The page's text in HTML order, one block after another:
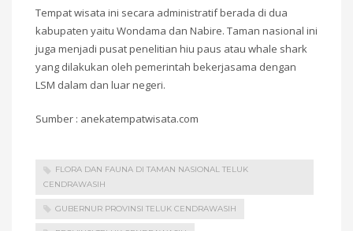
Tempat wisata ini secara administratif berada di dua
kabupaten yaitu Wondama dan Nabire. Taman nasional ini
juga menjadi pusat penelitian hiu paus atau whale shark
yang dilakukan oleh pemerintah bekerjasama dengan
LSM dalam dan luar negeri.
Sumber : anekatempatwisata.com
FLORA DAN FAUNA DI TAMAN NASIONAL TELUK
CENDRAWASIH
GUBERNUR PROVINSI TELUK CENDRAWASIH